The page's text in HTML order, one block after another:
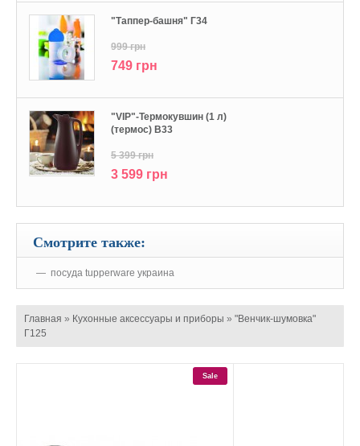
"Tаппер-башня" Г34
999 грн
749 грн
"VIP"-Термокувшин (1 л)
(термос) В33
5 399 грн
3 599 грн
Смотрите также:
посуда tupperware украина
Главная » Кухонные аксессуары и приборы » "Венчик-шумовка"
Г125
Sale